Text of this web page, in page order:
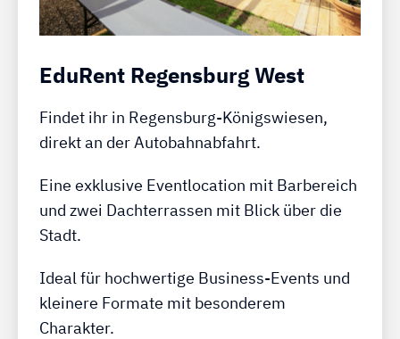
EduRent Regensburg West
Findet ihr in Regensburg-Königswiesen,
direkt an der Autobahnabfahrt.
Eine exklusive Eventlocation mit Barbereich
und zwei Dachterrassen mit Blick über die
Stadt.
Ideal für hochwertige Business-Events und
kleinere Formate mit besonderem
Charakter.